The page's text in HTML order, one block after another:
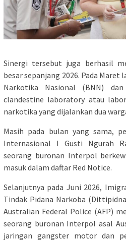
Sinergi tersebut juga berhasil
besar sepanjang 2026. Pada Maret
Narkotika Nasional (BNN)
clandestine laboratory atau
narkotika yang dijalankan dua
Masih pada bulan yang sama,
Internasional I Gusti Ngurah
seorang buronan Interpol
masuk dalam daftar Red Notice.
Selanjutnya pada Juni 2026,
Tindak Pidana Narkoba
Australian Federal Police (AFP)
seorang buronan Interpol asal
jaringan gangster motor dan